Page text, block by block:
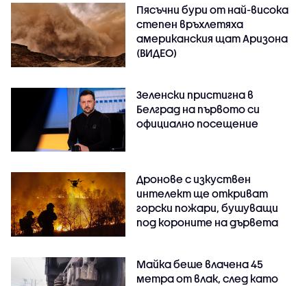
Пясъчни бури от най-висока
степен връхлетяха
американския щат Аризона
(ВИДЕО)
Зеленски пристигна в
Белград на първото си
официално посещение
Дронове с изкуствен
интелект ще откриват
горски пожари, бушуващи
под короните на дървета
Майка беше влачена 45
метра от влак, след като